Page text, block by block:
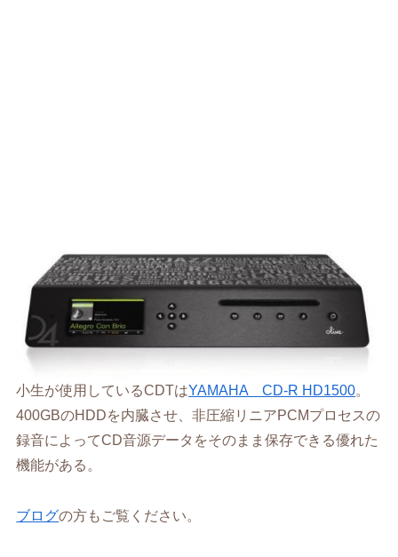
小生が使用しているCDTはYAMAHA CD-R HD1500。
400GBのHDDを内臓させ、非圧縮リニアPCMプロセスの
録音によってCD音源データをそのまま保存できる優れた
機能がある。
ブログの方もご覧ください。